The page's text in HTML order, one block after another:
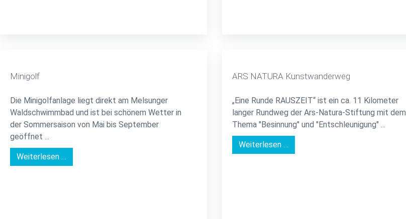
Minigolf
Die Minigolfanlage liegt direkt am Melsunger
Waldschwimmbad und ist bei schönem Wetter in
der Sommersaison von Mai bis September
geöffnet ...
Weiterlesen …
ARS NATURA Kunstwanderweg
„Eine Runde RAUSZEIT“ ist ein ca. 11 Kilometer
langer Rundweg der Ars-Natura-Stiftung mit dem
Thema "Besinnung" und "Entschleunigung" ...
Weiterlesen …